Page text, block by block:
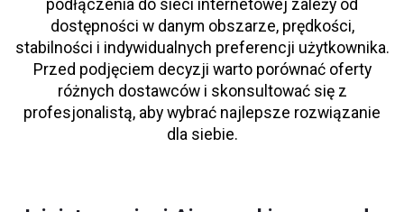
podłączenia do sieci internetowej zależy od
dostępności w danym obszarze, prędkości,
stabilności i indywidualnych preferencji użytkownika.
Przed podjęciem decyzji warto porównać oferty
różnych dostawców i skonsultować się z
profesjonalistą, aby wybrać najlepsze rozwiązanie
dla siebie.